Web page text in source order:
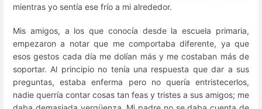
mientras yo sentía ese frío a mi alrededor.
Mis amigos, a los que conocía desde la escuela primaria,
empezaron a notar que me comportaba diferente, ya que
esos gestos cada día me dolían más y me costaban más de
soportar. Al principio no tenía una respuesta que dar a sus
preguntas, estaba enferma pero no quería entristecerlos,
nadie querría contar cosas tan feas y tristes a sus amigos; me